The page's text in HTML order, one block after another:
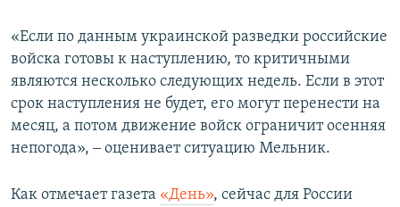
«Если по данным украинской разведки российские
войска готовы к наступлению, то критичными
являются несколько следующих недель. Если в этот
срок наступления не будет, его могут перенести на
месяц, а потом движение войск ограничит осенняя
непогода», ‒ оценивает ситуацию Мельник.
Как отмечает газета «День», сейчас для России